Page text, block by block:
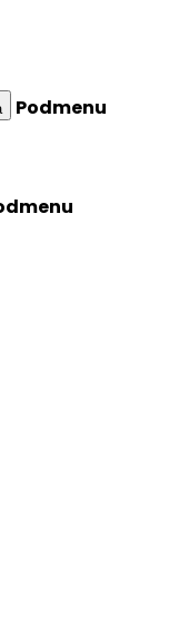
Podmenu